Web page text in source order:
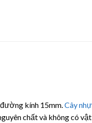
đường kính 15mm.Cây
chất và không có